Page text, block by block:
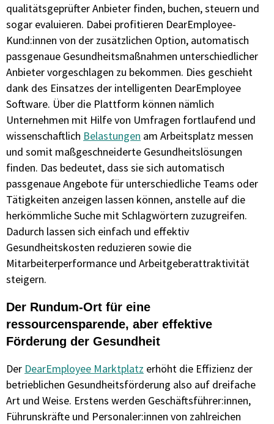
qualitätsgeprüfter Anbieter finden, buchen, steuern und
sogar evaluieren. Dabei profitieren DearEmployee-
Kund:innen von der zusätzlichen Option, automatisch
passgenaue Gesundheitsmaßnahmen unterschiedlicher
Anbieter vorgeschlagen zu bekommen. Dies geschieht
dank des Einsatzes der intelligenten DearEmployee
Software. Über die Plattform können nämlich
Unternehmen mit Hilfe von Umfragen fortlaufend und
wissenschaftlich Belastungen am Arbeitsplatz messen
und somit maßgeschneiderte Gesundheitslösungen
finden. Das bedeutet, dass sie sich automatisch
passgenaue Angebote für unterschiedliche Teams oder
Tätigkeiten anzeigen lassen können, anstelle auf die
herkömmliche Suche mit Schlagwörtern zuzugreifen.
Dadurch lassen sich einfach und effektiv
Gesundheitskosten reduzieren sowie die
Mitarbeiterperformance und Arbeitgeberattraktivität
steigern.
Der Rundum-Ort für eine
ressourcensparende, aber effektive
Förderung der Gesundheit
Der DearEmployee Marktplatz erhöht die Effizienz der
betrieblichen Gesundheitsförderung also auf dreifache
Art und Weise. Erstens werden Geschäftsführer:innen,
Führunskräfte und Personaler:innen von zahlreichen